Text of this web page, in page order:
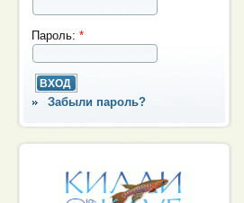
Пароль:*
Забыли пароль?